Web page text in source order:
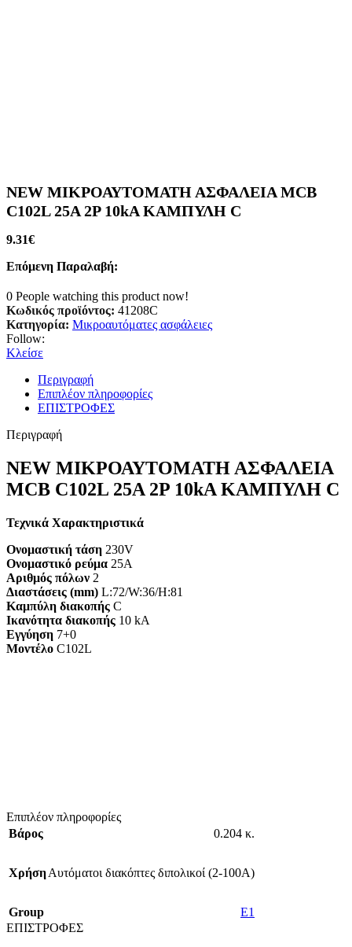
NEW ΜΙΚΡΟΑΥΤΟΜΑΤΗ ΑΣΦΑΛΕΙΑ MCB
C102L 25A 2P 10kA ΚΑΜΠΥΛΗ C
9.31€
Επόμενη Παραλαβή:
0 People watching this product now!
Κωδικός προϊόντος: 41208C
Κατηγορία: Μικροαυτόματες ασφάλειες
Follow:
Κλείσε
Περιγραφή
Επιπλέον πληροφορίες
ΕΠΙΣΤΡΟΦΕΣ
Περιγραφή
NEW ΜΙΚΡΟΑΥΤΟΜΑΤΗ ΑΣΦΑΛΕΙΑ
MCB C102L 25A 2P 10kA ΚΑΜΠΥΛΗ C
Τεχνικά Χαρακτηριστικά
Ονομαστική τάση 230V
Ονομαστικό ρεύμα 25A
Αριθμός πόλων 2
Διαστάσεις (mm) L:72/W:36/H:81
Καμπύλη διακοπής C
Ικανότητα διακοπής 10 kA
Εγγύηση 7+0
Mοντέλο C102L
Επιπλέον πληροφορίες
Βάρος
0.204 κ.
ΧρήσηΑυτόματοι διακόπτες διπολικοί (2-100A)
Group
E1
ΕΠΙΣΤΡΟΦΕΣ